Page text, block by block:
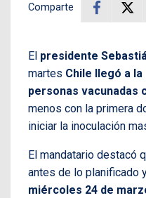
Comparte
El presidente
martes Chile llegó a
personas vacunadas
menos con la primera
iniciar la inoculación
El mandatario destacó
antes de lo planificado
miércoles 24 de